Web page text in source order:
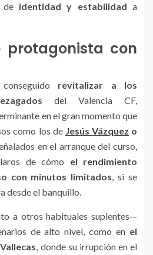
de identidad y estabilidad a
protagonista con
revitalizar a los
del Valencia CF,
en el gran momento que
como los de Jesús Vázquez o
en el arranque del curso,
de cómo el rendimiento
con minutos limitados, si se
desde el banquillo.
a otros habituales suplentes—
de alto nivel, como en el
, donde su irrupción en el